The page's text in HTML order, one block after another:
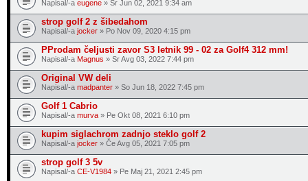
Napisal/-a eugene » Sr Jun 02, 2021 9:34 am
strop golf 2 z šibedahom
Napisal/-a jocker » Po Nov 09, 2020 4:15 pm
PProdam čeljusti zavor S3 letnik 99 - 02 za Golf4 312 mm!
Napisal/-a Magnus » Sr Avg 03, 2022 7:44 pm
Original VW deli
Napisal/-a madpanter » So Jun 18, 2022 7:45 pm
Golf 1 Cabrio
Napisal/-a murva » Pe Okt 08, 2021 6:10 pm
kupim siglachrom zadnjo steklo golf 2
Napisal/-a jocker » Če Avg 05, 2021 7:05 pm
strop golf 3 5v
Napisal/-a CE-V1984 » Pe Maj 21, 2021 2:45 pm